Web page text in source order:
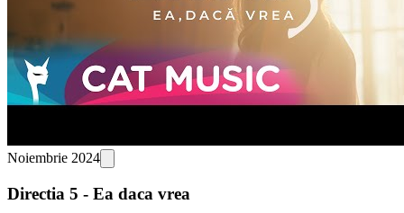
Noiembrie 2024
Directia 5 - Ea daca vrea